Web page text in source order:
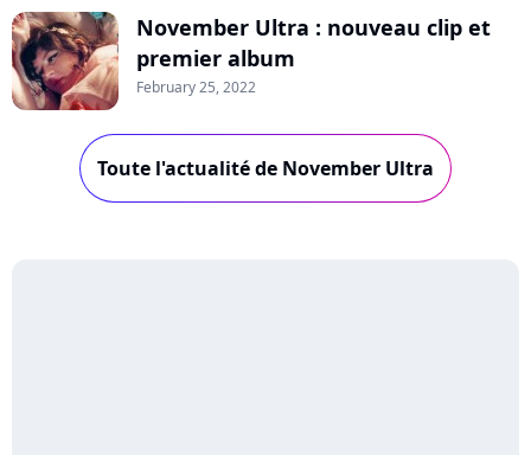
November Ultra : nouveau clip et
premier album
February 25, 2022
Toute l'actualité de November Ultra